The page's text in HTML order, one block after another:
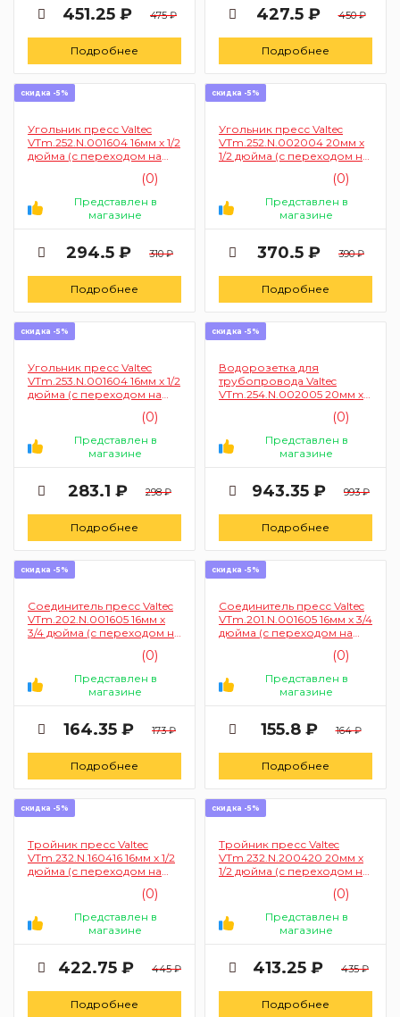
451.25 ₽ 475 ₽
Подробнее
427.5 ₽ 450 ₽
Подробнее
скидка -5%
Угольник пресс Valtec
VTm.252.N.001604 16мм х 1/2
дюйма (с переходом на
(0)
Представлен в
магазине
294.5 ₽ 310 ₽
Подробнее
скидка -5%
Угольник пресс Valtec
VTm.252.N.002004 20мм х
1/2 дюйма (с переходом на
(0)
Представлен в
магазине
370.5 ₽ 390 ₽
Подробнее
скидка -5%
Угольник пресс Valtec
VTm.253.N.001604 16мм х 1/2
дюйма (с переходом на
(0)
Представлен в
магазине
283.1 ₽ 298 ₽
Подробнее
скидка -5%
Водорозетка для
трубопровода Valtec
VTm.254.N.002005 20мм х
(0)
Представлен в
магазине
943.35 ₽ 993 ₽
Подробнее
скидка -5%
Соединитель пресс Valtec
VTm.202.N.001605 16мм х
3/4 дюйма (с переходом на
(0)
Представлен в
магазине
164.35 ₽ 173 ₽
Подробнее
скидка -5%
Соединитель пресс Valtec
VTm.201.N.001605 16мм х 3/4
дюйма (с переходом на
(0)
Представлен в
магазине
155.8 ₽ 164 ₽
Подробнее
скидка -5%
Тройник пресс Valtec
VTm.232.N.160416 16мм х 1/2
дюйма (с переходом на
(0)
Представлен в
магазине
422.75 ₽ 445 ₽
Подробнее
скидка -5%
Тройник пресс Valtec
VTm.232.N.200420 20мм х
1/2 дюйма (с переходом на
(0)
Представлен в
магазине
413.25 ₽ 435 ₽
Подробнее